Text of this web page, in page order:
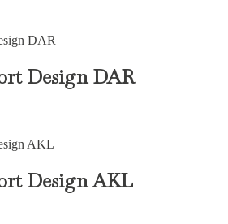
Design DAR
Design AKL